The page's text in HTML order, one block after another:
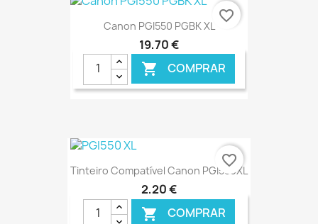
€ ONLINE
Canon PGI550 PGBK XL
19,70 €
 COMPRAR
€ ONLINE
favorite_border
Tinteiro Compatível Canon PGI550XL
2,20 €
 COMPRAR
favorite_border